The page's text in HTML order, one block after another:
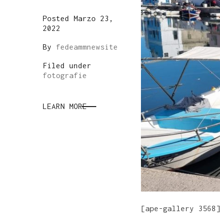
Posted Marzo 23,
2022
By fedeammnewsite
Filed under
fotografie
LEARN MORE
[ape-gallery